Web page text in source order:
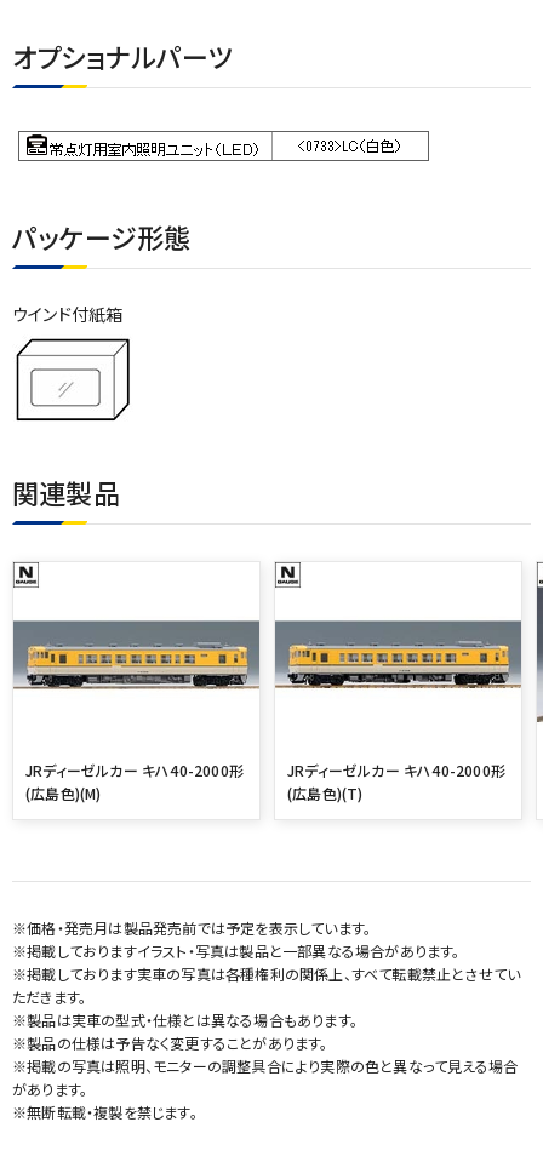
オプショナルパーツ
パッケージ形態
ウインド付紙箱
関連製品
JRディーゼルカー キハ40-2000形
(広島色)(M)
JRディーゼルカー キハ40-2000形
(広島色)(T)
※価格・発売月は製品発売前では予定を表示しています。
※掲載しておりますイラスト・写真は製品と一部異なる場合があります。
※掲載しております実車の写真は各種権利の関係上、すべて転載禁止とさせてい
ただきます。
※製品は実車の型式・仕様とは異なる場合もあります。
※製品の仕様は予告なく変更することがあります。
※掲載の写真は照明、モニターの調整具合により実際の色と異なって見える場合
があります。
※無断転載・複製を禁じます。